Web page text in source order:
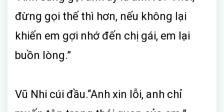
đừng gọi thế thì hơn, nếu không lại
khiến em gợi nhớ đến chị gái, em lại
buồn lòng.”
Vũ Nhi cúi đầu.“Anh xin lỗi, anh chỉ